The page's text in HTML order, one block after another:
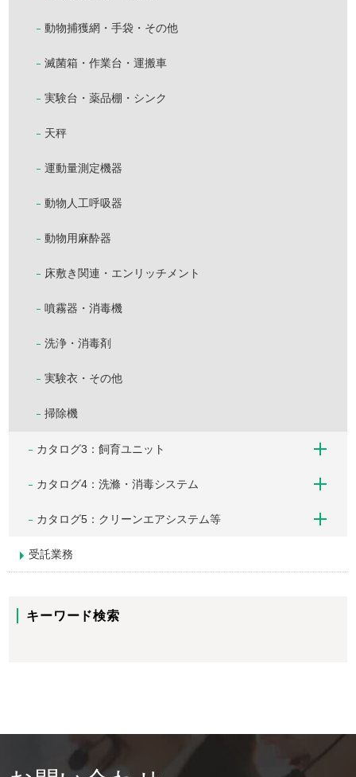
動物捕獲網・手袋・その他
滅菌箱・作業台・運搬車
実験台・薬品棚・シンク
天秤
運動量測定機器
動物人工呼吸器
動物用麻酔器
床敷き関連・エンリッチメント
噴霧器・消毒機
洗浄・消毒剤
実験衣・その他
掃除機
カタログ3：飼育ユニット
カタログ4：洗滌・消毒システム
カタログ5：クリーンエアシステム等
受託業務
キーワード検索